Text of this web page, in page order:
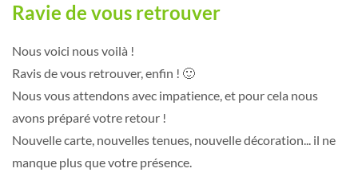
Ravie de vous retrouver
Nous voici nous voilà !
Ravis de vous retrouver, enfin ! 🙂
Nous vous attendons avec impatience, et pour cela nous
avons préparé votre retour !
Nouvelle carte, nouvelles tenues, nouvelle décoration... il ne
manque plus que votre présence.